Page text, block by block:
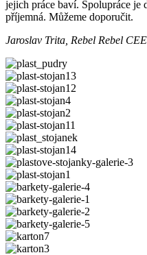
jejich práce baví. Spolupráce
příjemná. Můžeme doporučit.
Jaroslav Trita, Rebel Rebel